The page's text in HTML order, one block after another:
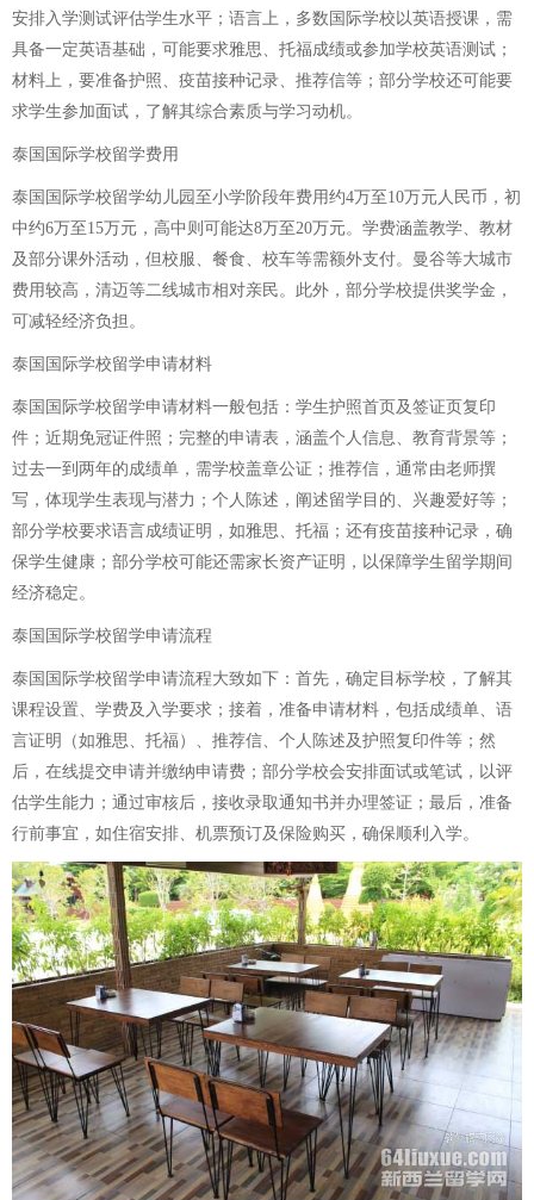
安排入学测试评估学生水平；语言上，多数国际学校以英语授课，需
具备一定英语基础，可能要求雅思、托福成绩或参加学校英语测试；
材料上，要准备护照、疫苗接种记录、推荐信等；部分学校还可能要
求学生参加面试，了解其综合素质与学习动机。
泰国国际学校留学费用
泰国国际学校留学幼儿园至小学阶段年费用约4万至10万元人民币，初
中约6万至15万元，高中则可能达8万至20万元。学费涵盖教学、教材
及部分课外活动，但校服、餐食、校车等需额外支付。曼谷等大城市
费用较高，清迈等二线城市相对亲民。此外，部分学校提供奖学金，
可减轻经济负担。
泰国国际学校留学申请材料
泰国国际学校留学申请材料一般包括：学生护照首页及签证页复印
件；近期免冠证件照；完整的申请表，涵盖个人信息、教育背景等；
过去一到两年的成绩单，需学校盖章公证；推荐信，通常由老师撰
写，体现学生表现与潜力；个人陈述，阐述留学目的、兴趣爱好等；
部分学校要求语言成绩证明，如雅思、托福；还有疫苗接种记录，确
保学生健康；部分学校可能还需家长资产证明，以保障学生留学期间
经济稳定。
泰国国际学校留学申请流程
泰国国际学校留学申请流程大致如下：首先，确定目标学校，了解其
课程设置、学费及入学要求；接着，准备申请材料，包括成绩单、语
言证明（如雅思、托福）、推荐信、个人陈述及护照复印件等；然
后，在线提交申请并缴纳申请费；部分学校会安排面试或笔试，以评
估学生能力；通过审核后，接收录取通知书并办理签证；最后，准备
行前事宜，如住宿安排、机票预订及保险购买，确保顺利入学。